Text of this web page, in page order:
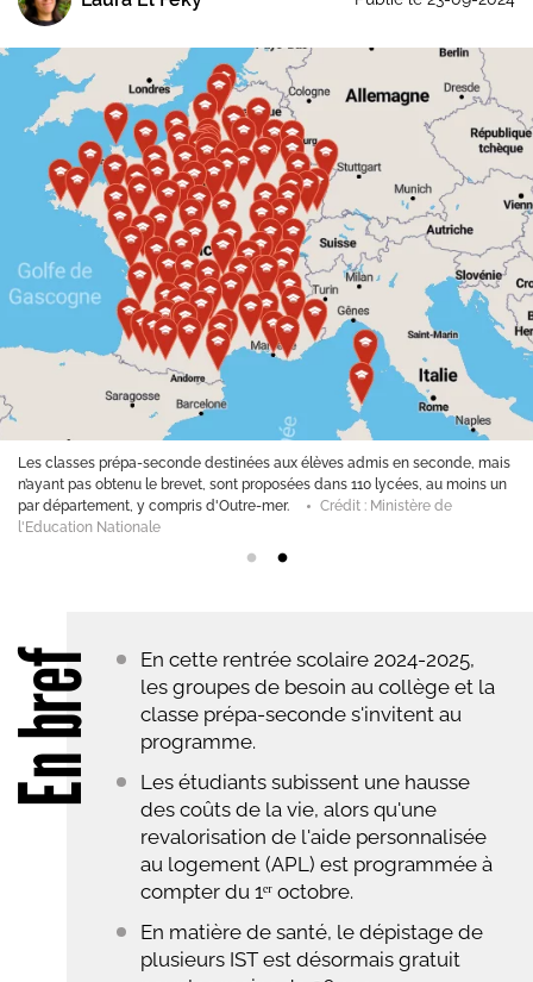
bref
En cette rentrée scolaire 2024-2025,
les groupes de besoin au collège et la
classe prépa-seconde s'invitent au
programme.
Les étudiants subissent une hausse
des coûts de la vie, alors qu'une
revalorisation de l'aide personnalisée
au logement (APL) est programmée à
compter du 1ᵉʳ octobre.
En matière de santé, le dépistage de
plusieurs IST est désormais gratuit
de niveau, les groupes de besoins
en maths et français en regroupant les
Crédit : Jeswin Thomas /
Les classes prépa-seconde
n’ayant pas obtenu le
par département, y compris